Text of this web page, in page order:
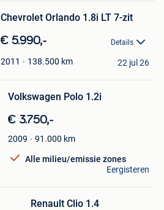
Chevrolet Orlando 1.8i LT 7-zit
€ 5.990,- Details
2011 138.500 km 22 jul 26
Volkswagen Polo 1.2i
€ 3.750,-
2009 91.000 km
Alle milieu/emissie zones
Eergisteren
Renault Clio 1.4